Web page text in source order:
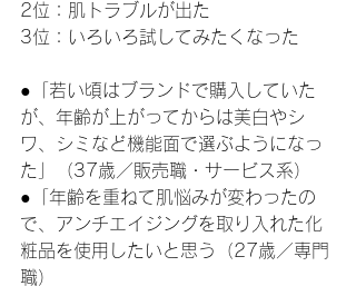
2位：肌トラブルが出た
3位：いろいろ試してみたくなった
●「若い頃はブランドで購入していた
が、年齢が上がってからは美白やシ
ワ、シミなど機能面で選ぶようになっ
た」（37歳／販売職・サービス系）
●「年齢を重ねて肌悩みが変わったの
で、アンチエイジングを取り入れた化
粧品を使用したいと思う（27歳／専門
職）